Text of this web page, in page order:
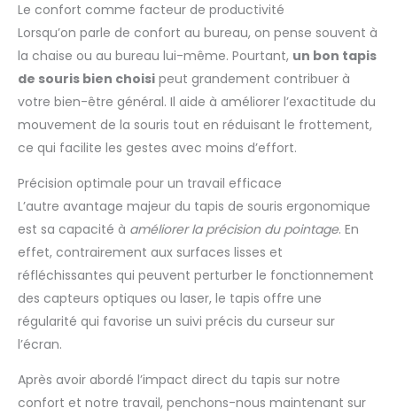
Le confort comme facteur de productivité
Lorsqu’on parle de confort au bureau, on pense souvent à
la chaise ou au bureau lui-même. Pourtant, un bon tapis
de souris bien choisi peut grandement contribuer à
votre bien-être général. Il aide à améliorer l’exactitude du
mouvement de la souris tout en réduisant le frottement,
ce qui facilite les gestes avec moins d’effort.
Précision optimale pour un travail efficace
L’autre avantage majeur du tapis de souris ergonomique
est sa capacité à améliorer la précision du pointage. En
effet, contrairement aux surfaces lisses et
réfléchissantes qui peuvent perturber le fonctionnement
des capteurs optiques ou laser, le tapis offre une
régularité qui favorise un suivi précis du curseur sur
l’écran.
Après avoir abordé l’impact direct du tapis sur notre
confort et notre travail, penchons-nous maintenant sur